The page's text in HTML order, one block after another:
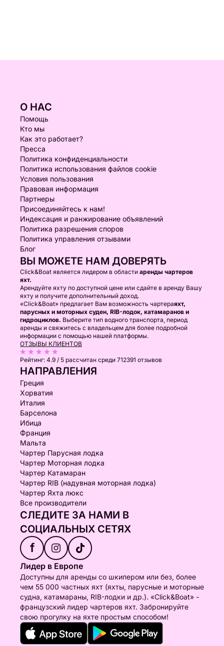
О НАС
Помощь
Кто мы
Как это работает?
Пресса
Политика конфиденциальности
Политика использования файлов cookie
Условия пользования
Правовая информация
Партнеры
Присоединяйтесь к нам!
Индексация и ранжирование объявлений
Политика разрешения споров
Политика управления отзывами
Блог
ВЫ МОЖЕТЕ НАМ ДОВЕРЯТЬ
Click&Boat является лидером в области аренды чартеров
яхт.
Арендуйте яхту по доступной цене или сдайте в аренду Вашу
яхту и получите дополнительный доход.
«Click&Boat» предлагает Вам возможность чартераяхт,
парусных и моторных суден, RIB-лодок, катамаранов и
гидроциклов. Выберите тип водного транспорта, период
аренды и свяжитесь с владельцем для более подробной
информации с помощью нашей платформы.
ОТЗЫВЫ КЛИЕНТОВ
Рейтинг: 4.9 / 5 рассчитан среди 712391 отзывов
НАПРАВЛЕНИЯ
Греция
Хорватия
Италия
Барселона
Ибица
Франция
Мальта
Чартер Парусная лодка
Чартер Моторная лодка
Чартер Катамаран
Чартер RIB (надувная моторная лодка)
Чартер Яхта люкс
Все производители
СЛЕДИТЕ ЗА НАМИ В
СОЦИАЛЬНЫХ СЕТЯХ
f
Лидер в Европе
Доступны для аренды со шкипером или без, более
чем 55 000 частных яхт (яхты, парусные и моторные
судна, катамараны, RIB-лодки и др.). «Click&Boat» -
французский лидер чартеров яхт. Забронируйте
свою прогулку на яхте простым способом!